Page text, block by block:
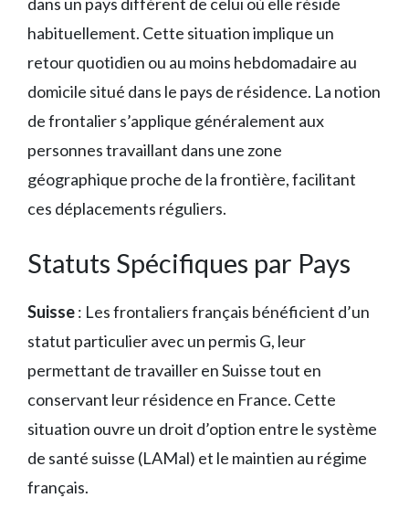
habituellement. Cette situation implique un
retour quotidien ou au moins hebdomadaire au
domicile situé dans le pays de résidence. La notion
de frontalier s’applique généralement aux
personnes travaillant dans une zone
géographique proche de la frontière, facilitant
ces déplacements réguliers.
Statuts Spécifiques par Pays
Suisse: Les frontaliers français bénéficient d’un
statut particulier avec un permis G, leur
permettant de travailler en Suisse tout en
conservant leur résidence en France. Cette
situation ouvre un droit d’option entre le système
de santé suisse (LAMal) et le maintien au régime
français.